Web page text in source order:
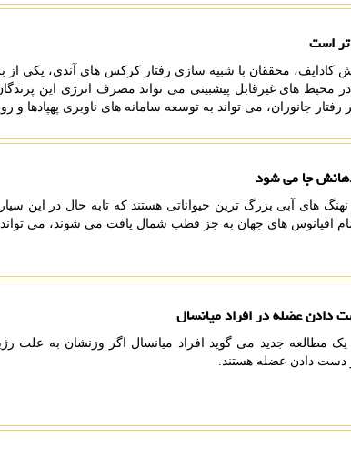
تر است
کادایف، محققان با شبیه سازی رفتار کرکس های آندی، یکی از
رفتار جانوران، می تواند به توسعه سامانه های ناوبری پهپادها و
جا می شود
نهنگ های آبی بزرگ ترین حیواناتی هستند که تابه حال در این
های جهان به جز قطب شمال یافت می شوند، می تواند تا به 32 متر و وزنشان به 200
دادن عضله در افراد میانسال
یک مطالعه جدید می گوید افراد میانسال اگر وزنشان به علت
دست دادن عضله هستند.